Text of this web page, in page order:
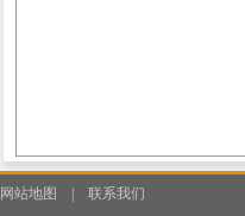
网站地图 联系我们